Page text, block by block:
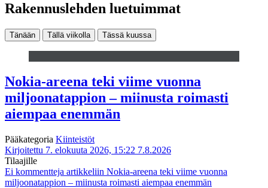
Rakennuslehden luetuimmat
Tänään Tällä viikolla Tässä kuussa
Nokia-areena teki viime vuonna
miljoonatappion – miinusta roimasti
aiempaa enemmän
Pääkategoria Kiinteistöt
Kirjoitettu 7. elokuuta 2026, 15:22 7.8.2026
Tilaajille
Ei kommentteja artikkeliin Nokia-areena teki viime vuonna
miljoonatappion – miinusta roimasti aiempaa enemmän